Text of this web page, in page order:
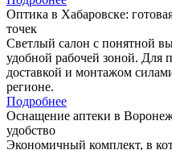
Оптика в Хабаровске:
точек
Светлый салон с понятной
удобной рабочей зоной. Для
доставкой и монтажом
регионе.
Подробнее
Оснащение аптеки в
удобство
Экономичный комплект, в